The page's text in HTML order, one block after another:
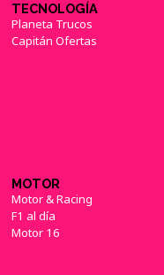
TECNOLOGÍA
Planeta Trucos
Capitán Ofertas
MOTOR
Motor & Racing
F1 al día
Motor 16